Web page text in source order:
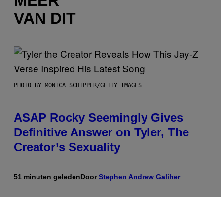
VAN DIT
PHOTO BY MONICA SCHIPPER/GETTY IMAGES
ASAP Rocky Seemingly Gives
Definitive Answer on Tyler, The
Creator’s Sexuality
51 minuten geledenDoorStephen Andrew Galiher